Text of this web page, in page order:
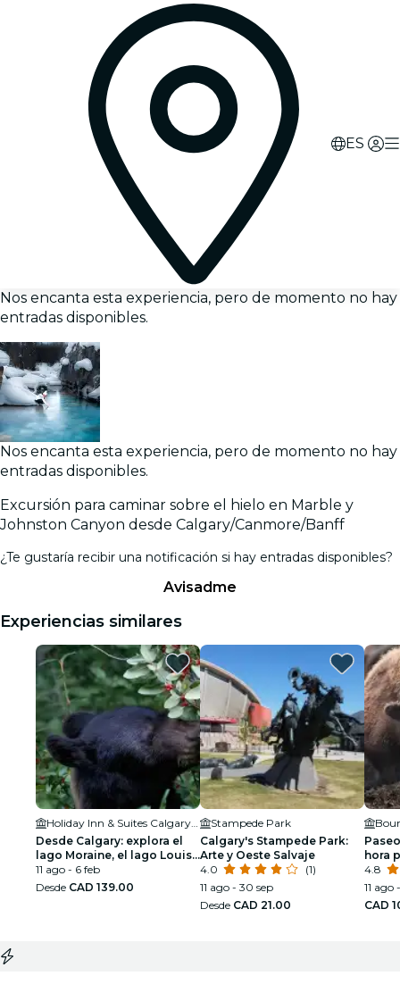
ES
Nos encanta esta experiencia, pero de momento no hay
entradas disponibles.
Nos encanta esta experiencia, pero de momento no hay
entradas disponibles.
Excursión para caminar sobre el hielo en Marble y
Johnston Canyon desde Calgary/Canmore/Banff
¿Te gustaría recibir una notificación si hay entradas disponibles?
Avisadme
Experiencias similares
Desde Calgary: explora el
lago Moraine, el lago Louise
y Banff.
11 ago - 6 feb
Desde CAD 139.00
Stampede Park
Calgary's Stampede Park:
Arte y Oeste Salvaje
4.0
(1)
11 ago - 30 sep
Desde CAD 21.00
hora
4.8
11 ago
CAD